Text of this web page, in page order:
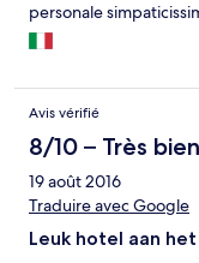
personale
Avis vérifié
8/10 – Très bien
19 août 2016
Traduire avec Google
Leuk hotel aan